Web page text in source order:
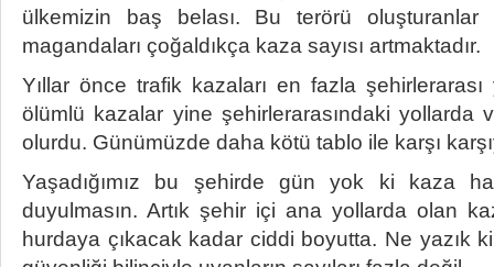
ülkemizin baş belası. Bu terörü oluşturanlar
magandaları çoğaldıkça kaza sayısı artmaktadır.
Yıllar önce trafik kazaları en fazla
ölümlü kazalar yine şehirlerarasındaki yollarda
olurdu. Günümüzde daha kötü tablo ile karşı
Yaşadığımız bu şehirde gün yok ki kaza
duyulmasın. Artık şehir içi ana yollarda olan
hurdaya çıkacak kadar ciddi boyutta. Ne yazık